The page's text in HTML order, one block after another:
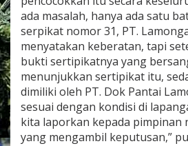
ada masalah, hanya ada satu
serpikat nomor 31, PT.
menyatakan keberatan, tapi
bukti sertipikatnya yang
menunjukkan sertipikat itu,
dimiliki oleh PT. Dok Pantai
sesuai dengan kondisi di
kita laporkan kepada pimpinan
yang mengambil keputusan,”